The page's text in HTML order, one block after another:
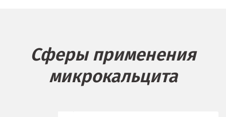
Берёзовский
Бисерть
Сферы применения
микрокальцита